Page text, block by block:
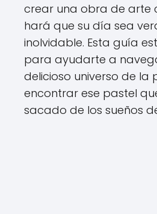
crear una obra de arte
hará que su día sea
inolvidable. Esta guía
para ayudarte a
delicioso universo de la
encontrar ese pastel
sacado de los sueños